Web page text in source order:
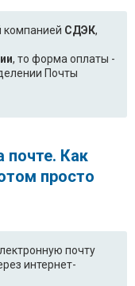
компанией СДЭК,
, то форма оплаты -
Почты
почте. Как
просто
почту
интернет-